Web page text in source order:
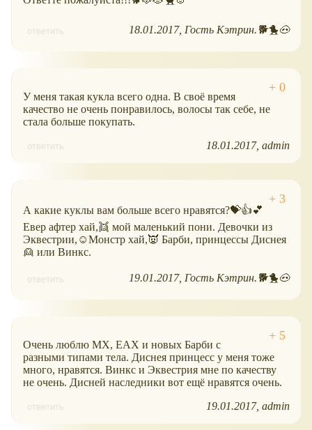
ответить 18.01.2017 Гость Кэтрин.🐕🐤🐽
У меня такая кукла всего одна. В своё время
качество не очень понравилось, волосы так себе, не
стала больше покупать.
ответить 18.01.2017 admin
А какие куклы вам больше всего нравятся?💝👍💕
Евер афтер хай,👯 мой маленький пони. Девочки из
Эквестрии,☺Монстр хай,👿 Барби, принцессы Диснея
👱 или Винкс.
ответить 19.01.2017 Гость Кэтрин.🐕🐤🐽
Очень люблю МХ, ЕАХ и новых Барби с
разными типами тела. Диснея принцесс у меня тоже
много, нравятся. Винкс и Эквестрия мне по качеству
не очень. Дисней наследники вот ещё нравятся очень.
ответить 19.01.2017 admin